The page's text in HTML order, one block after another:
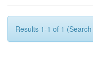
Results 1-1 of 1